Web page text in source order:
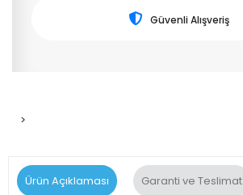
Güvenli Alışveriş
>
Ürün Açıklaması Garanti ve Teslimat